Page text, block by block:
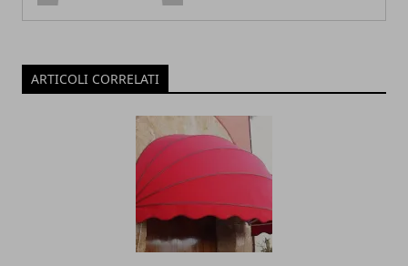
ARTICOLI CORRELATI